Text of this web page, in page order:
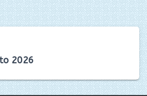
2026